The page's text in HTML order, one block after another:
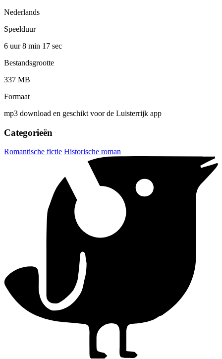
Nederlands
Speelduur
6 uur 8 min 17 sec
Bestandsgrootte
337 MB
Formaat
mp3 download en geschikt voor de Luisterrijk app
Categorieën
Romantische fictie Historische roman